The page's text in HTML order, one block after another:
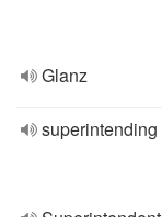
Glanz
superintending